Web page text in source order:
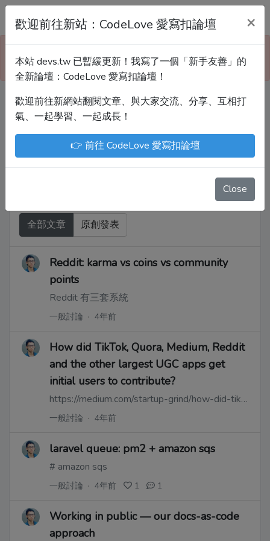
Devs.tw 寫程式討論區
請到新網站「CodeLove 愛寫扣論壇」！
Devs.tw 是讓工程師寫筆記、網誌的平台。歡迎
您隨手紀錄、寫作，方便日後搜尋！
尤川豪
Enoxs
chenjenping
全部文章 原創發表
Reddit: karma vs coins vs community
points
Reddit 有三套系統
一般討論 · 4年前
How did TikTok, Quora, Medium, Reddit
and the other largest UGC apps get
initial users to contribute?
https://medium.com/startup-grind/how-did-tiktok-quora-medium-reddit-and-other-largest-ugc-apps-get-initial-users-to-contribute-f9106a8824ba
一般討論 · 4年前
laravel queue: pm2 + amazon sqs
# amazon sqs
一般討論 · 4年前 1 1
Working in public — our docs-as-code
approach
歡迎前往新站：CodeLove 愛寫扣論壇 ×
本站 devs.tw 已暫緩更新！我寫了一個「新手友善」的
全新論壇：CodeLove 愛寫扣論壇！
歡迎前往新網站翻閱文章、與大家交流、分享、互相打
氣、一起學習、一起成長！
👉 前往 CodeLove 愛寫扣論壇
Close